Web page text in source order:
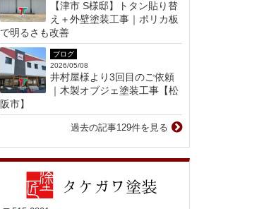
【津市 S様邸】トタン貼り替
え＋外壁塗装工事｜ポリカ板
で明るさも改善
ブログ
2026/05/08
井村屋様より3回目のご依頼
｜木製オブジェ塗装工事【松
阪市】
過去の記事129件を見る